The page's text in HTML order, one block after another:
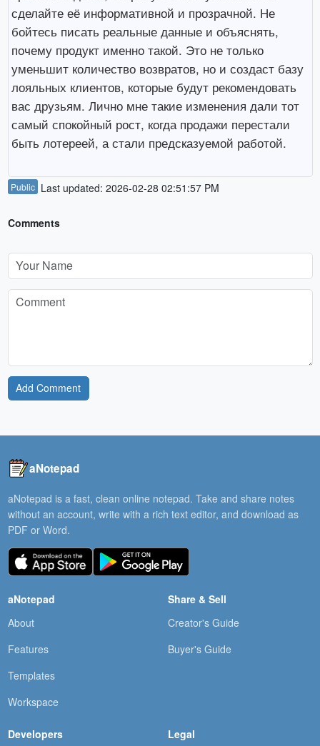
сделайте её информативной и прозрачной. Не
бойтесь писать реальные данные и объяснять,
почему продукт именно такой. Это не только
уменьшит количество возвратов, но и создаст базу
лояльных клиентов, которые будут рекомендовать
вас друзьям. Лично мне такие изменения дали тот
самый спокойный рост, когда продажи перестали
быть лотереей, а стали предсказуемой работой.
Public Last updated: 2026-02-28 02:51:57 PM
Comments
Add Comment
aNotepad
aNotepad is a fast, clean online notepad. Take and share notes
without an account, write with a rich text editor, and download as
PDF or Word.
aNotepad
About
Features
Templates
Workspace
Share & Sell
Creator's Guide
Buyer's Guide
Developers Legal